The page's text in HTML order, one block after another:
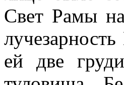
Свет Рамы
ей две